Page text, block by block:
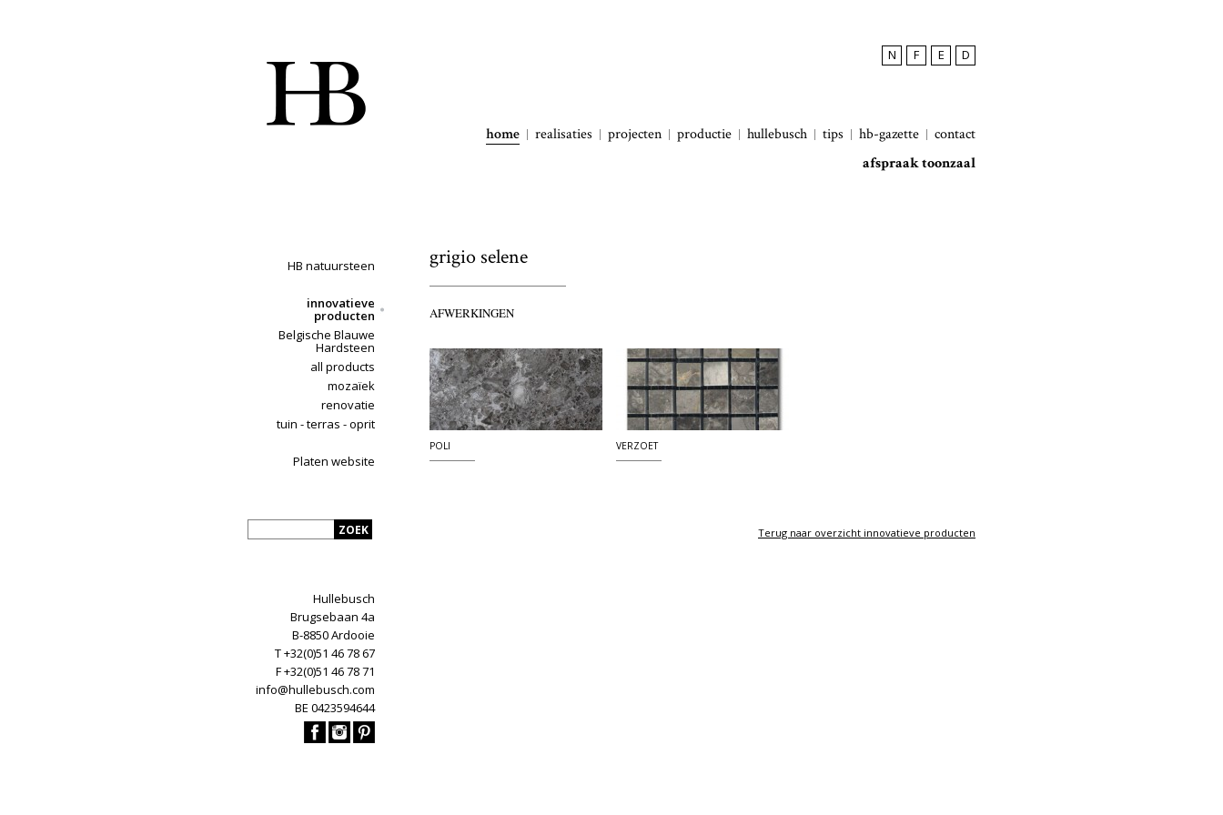
N F E D
home realisaties projecten productie hullebusch tips hb-gazette
contact
afspraak toonzaal
HB natuursteen
innovatieve
producten
Belgische Blauwe
Hardsteen
all products
mozaïek
renovatie
tuin - terras - oprit
Platen website
Hullebusch
Brugsebaan 4a
B-8850 Ardooie
T +32(0)51 46 78 67
F +32(0)51 46 78 71
info@hullebusch.com
BE 0423594644
grigio selene
AFWERKINGEN
POLI VERZOET
Terug naar overzicht innovatieve producten